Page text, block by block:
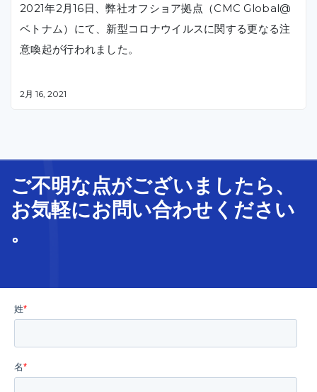
2021年2月16日、弊社オフショア拠点（CMC Global@
ベトナム）にて、新型コロナウイルスに関する更なる注
意喚起が行われました。
2月 16, 2021
ご不明な点がございましたら、
お気軽にお問い合わせ ください
。